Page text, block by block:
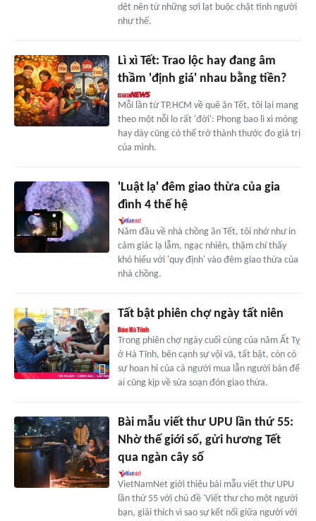
dệt nên từ những sợi lạt buộc chặt tình người
như thế.
Lì xì Tết: Trao lộc hay đang âm
thầm 'định giá' nhau bằng tiền?
Mỗi lần từ TP.HCM về quê ăn Tết, tôi lại mang
theo một nỗi lo rất 'đời': Phong bao lì xì mỏng
hay dày cũng có thể trở thành thước đo giá trị
của mình.
'Luật lạ' đêm giao thừa của gia
đình 4 thế hệ
Năm đầu về nhà chồng ăn Tết, tôi nhớ như in
cảm giác lạ lẫm, ngạc nhiên, thậm chí thấy
khó hiểu với 'quy định' vào đêm giao thừa của
nhà chồng.
Tất bật phiên chợ ngày tất niên
Trong phiên chợ ngày cuối cùng của năm Ất Tỵ
ở Hà Tĩnh, bên cạnh sự vội vã, tất bật, còn có
sự hoan hỉ của cả người mua lẫn người bán để
ai cũng kịp về sửa soạn đón giao thừa.
Bài mẫu viết thư UPU lần thứ 55:
Nhờ thế giới số, gửi hương Tết
qua ngàn cây số
VietNamNet giới thiệu bài mẫu viết thư UPU
lần thứ 55 với chủ đề 'Viết thư cho một người
bạn, giải thích vì sao sự kết nối giữa người với